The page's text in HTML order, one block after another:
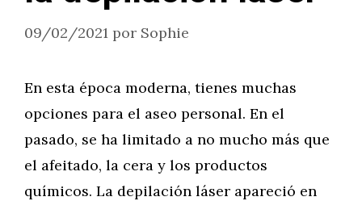
09/02/2021 por Sophie
En esta época moderna, tienes muchas
opciones para el aseo personal. En el
pasado, se ha limitado a no mucho más que
el afeitado, la cera y los productos
químicos. La depilación láser apareció en